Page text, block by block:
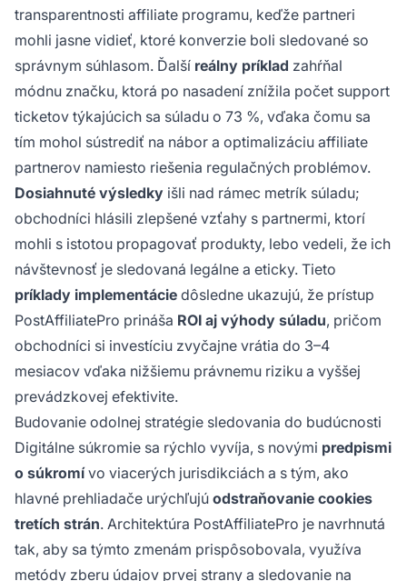
transparentnosti affiliate programu, keďže partneri
mohli jasne vidieť, ktoré konverzie boli sledované so
správnym súhlasom. Ďalší reálny príklad zahŕňal
módnu značku, ktorá po nasadení znížila počet support
ticketov týkajúcich sa súladu o 73 %, vďaka čomu sa
tím mohol sústrediť na nábor a optimalizáciu affiliate
partnerov namiesto riešenia regulačných problémov.
Dosiahnuté výsledky išli nad rámec metrík súladu;
obchodníci hlásili zlepšené vzťahy s partnermi, ktorí
mohli s istotou propagovať produkty, lebo vedeli, že ich
návštevnosť je sledovaná legálne a eticky. Tieto
príklady implementácie dôsledne ukazujú, že prístup
PostAffiliatePro prináša ROI aj výhody súladu, pričom
obchodníci si investíciu zvyčajne vrátia do 3–4
mesiacov vďaka nižšiemu právnemu riziku a vyššej
prevádzkovej efektivite.
Budovanie odolnej stratégie sledovania do budúcnosti
Digitálne súkromie sa rýchlo vyvíja, s novými predpismi
o súkromívo viacerých jurisdikciách a s tým, ako
hlavné prehliadače urýchľujú odstraňovanie cookies
tretích strán. Architektúra PostAffiliatePro je navrhnutá
tak, aby sa týmto zmenám prispôsobovala, využíva
metódy zberu údajov prvej strany a sledovanie na